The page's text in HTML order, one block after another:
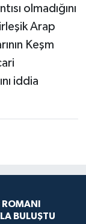
olmadığını
Arap
Keşm
iddia
BULUŞTU